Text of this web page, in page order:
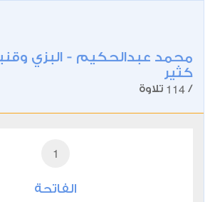
محمد عبدالحكيم - البزي
كثير
/
114 تلاوة
1
الفاتحة